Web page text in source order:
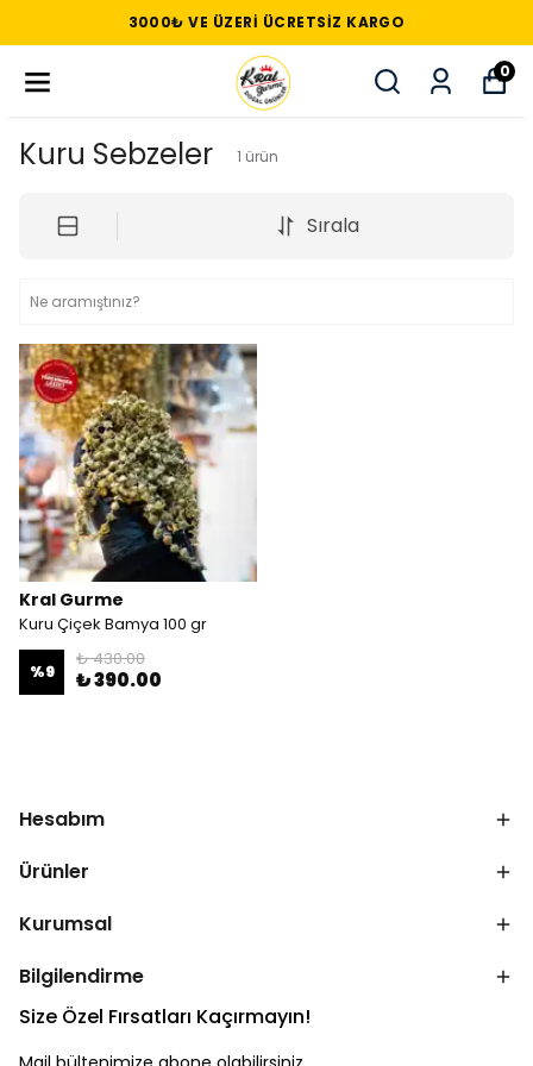
3000₺ VE ÜZERI ÜCRETSIZ KARGO
0
Kuru Sebzeler 1 ürün
Sırala
Kral Gurme
Kuru Çiçek Bamya 100 gr
%9
₺ 430.00
₺ 390.00
Hesabım
Ürünler
Kurumsal
Bilgilendirme
Size Özel Fırsatları Kaçırmayın!